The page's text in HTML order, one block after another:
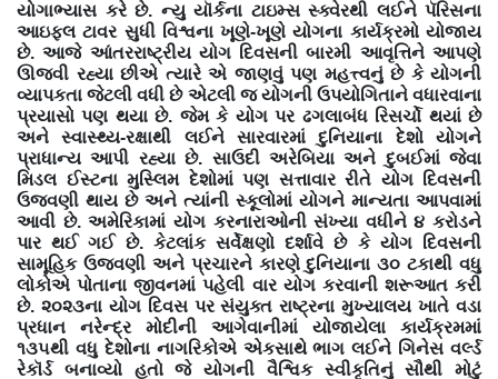
યોગાભ્યાસ કરે છે. ન્યુ યૉર્કના ટાઇમ્સ સ્ક્વેરથી લઈને પૅરિસના
આઇફલ ટાવર સુધી વિશ્વના ખૂણે-ખૂણે યોગના કાર્યક્રમો યોજાય
છે. આજે આંતરરાષ્ટ્રીય યોગ દિવસની બારમી આવૃત્તિને આપણે
ઊજવી રહ્યા છીએ ત્યારે એ જાણવું પણ મહત્ત્વનું છે કે યોગની
વ્યાપકતા જેટલી વધી છે એટલી જ યોગની ઉપયોગિતાને વધારવાના
પ્રયાસો પણ થયા છે. જેમ કે યોગ પર ઢગલાબંધ રિસર્ચો થયાં છે
અને સ્વાસ્થ્ય-રક્ષાથી લઈને સારવારમાં દુનિયાના દેશો યોગને
પ્રાધાન્ય આપી રહ્યા છે. સાઉદી અરેબિયા અને દુબઈમાં જેવા
મિડલ ઈસ્ટના મુસ્લિમ દેશોમાં પણ સત્તાવાર રીતે યોગ દિવસની
ઉજવણી થાય છે અને ત્યાંની સ્કૂલોમાં યોગને માન્યતા આપવામાં
આવી છે. અમેરિકામાં યોગ કરનારાઓની સંખ્યા વધીને ૪ કરોડને
પાર થઈ ગઈ છે. કેટલાંક સર્વેક્ષણો દર્શાવે છે કે યોગ દિવસની
સામૂહિક ઉજવણી અને પ્રચારને કારણે દુનિયાના ૩૦ ટકાથી વધુ
લોકોએ પોતાના જીવનમાં પહેલી વાર યોગ કરવાની શરૂઆત કરી
છે. ૨૦૨૩ના યોગ દિવસ પર સંયુક્ત રાષ્ટ્રના મુખ્યાલય ખાતે વડા
પ્રધાન નરેન્દ્ર મોદીની આગેવાનીમાં યોજાયેલા કાર્યક્રમમાં
૧૩૫થી વધુ દેશોના નાગરિકોએ એકસાથે ભાગ લઈને ગિનેસ વર્લ્ડ
રેકૉર્ડ બનાવ્યો હતો જે યોગની વૈશ્વિક સ્વીકૃતિનું સૌથી મોટું